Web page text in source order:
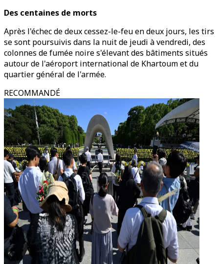
Des centaines de morts
Après l'échec de deux cessez-le-feu en deux jours, les tirs
se sont poursuivis dans la nuit de jeudi à vendredi, des
colonnes de fumée noire s'élevant des bâtiments situés
autour de l'aéroport international de Khartoum et du
quartier général de l'armée.
RECOMMANDÉ